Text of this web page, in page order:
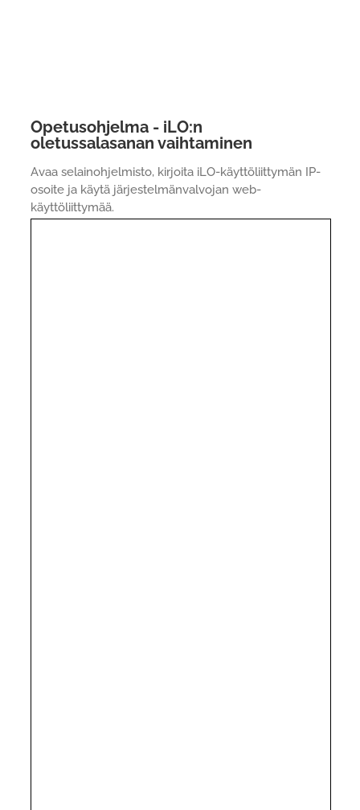
Opetusohjelma - iLO:n
oletussalasanan vaihtaminen
Avaa selainohjelmisto, kirjoita iLO-käyttöliittymän IP-
osoite ja käytä järjestelmänvalvojan web-
käyttöliittymää.